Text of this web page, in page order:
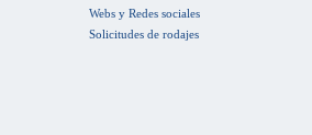
Webs y Redes sociales
Solicitudes de rodajes